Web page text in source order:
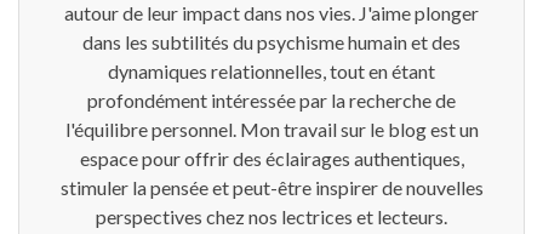
autour de leur impact dans nos vies. J'aime plonger
dans les subtilités du psychisme humain et des
dynamiques relationnelles, tout en étant
profondément intéressée par la recherche de
l'équilibre personnel. Mon travail sur le blog est un
espace pour offrir des éclairages authentiques,
stimuler la pensée et peut-être inspirer de nouvelles
perspectives chez nos lectrices et lecteurs.